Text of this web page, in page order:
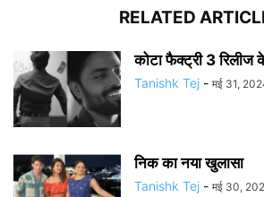
RELATED
कोटा फैक्ट्री 3 रिलीज
Tanishk Tej - मई 31,
निक का नया खुलासा
Tanishk Tej - मई 30,